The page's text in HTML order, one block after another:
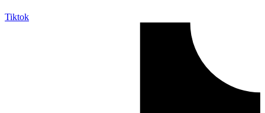
Tiktok